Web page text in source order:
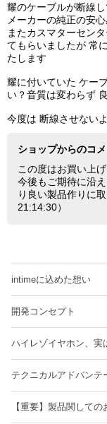
耀のケーブルが断線
メーカーの純正の安
またカスマターセン
てもらいましたが 常
たします
耀に付いていた ケー
い？音質は変わらず
今度は 断線させない
ショップからのコ
この度はお買い上
今後もご期待に沿
り良い製品作りに
21:14:30）
intimeに込めた想い
開発コンセプト
ハイレゾイヤホン、実
テクニカルアドバンテ
【重要】製品関しての